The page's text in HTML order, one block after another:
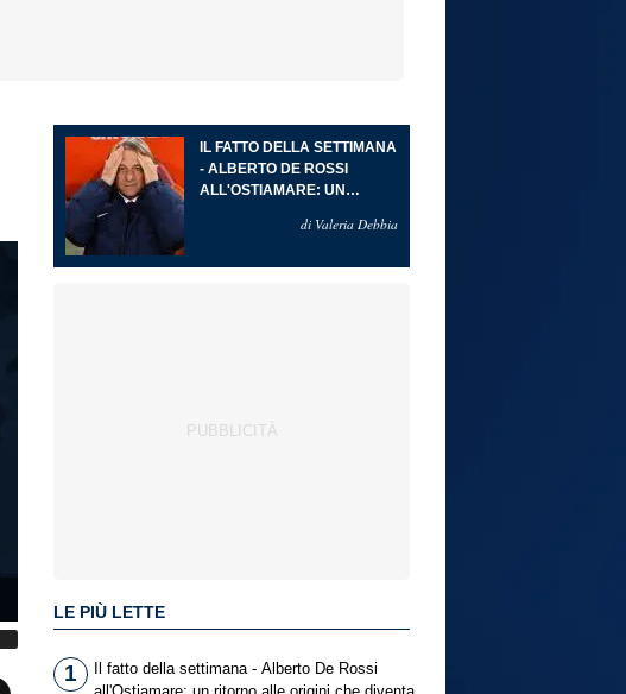
IL FATTO DELLA SETTIMANA
- ALBERTO DE ROSSI
ALL'OSTIAMARE: UN
DIVENTA PROGETTOdi Valeria Debbia
LE PIÙ LETTE
1
Il fatto della settimana - Alberto De Rossi